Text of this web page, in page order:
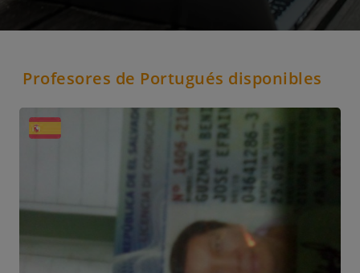
Profesores de Portugués disponibles